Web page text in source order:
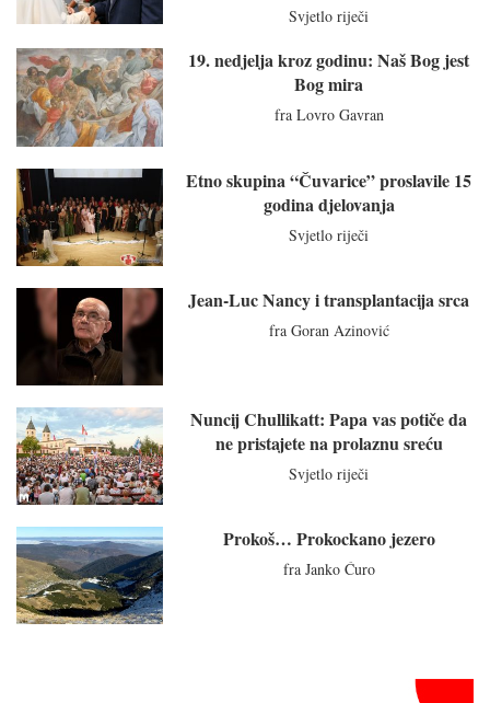
Svjetlo riječi
19. nedjelja kroz godinu: Naš Bog jest
Bog mira
fra Lovro Gavran
Etno skupina “Čuvarice” proslavile 15
godina djelovanja
Svjetlo riječi
Jean-Luc Nancy i transplantacija srca
fra Goran Azinović
Nuncij Chullikatt: Papa vas potiče da
ne pristajete na prolaznu sreću
Svjetlo riječi
Prokoš… Prokockano jezero
fra Janko Ćuro